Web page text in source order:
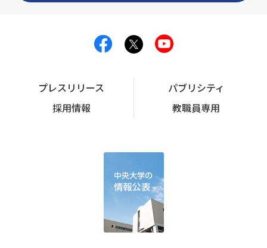
プレスリリース
パブリシティ
採用情報
教職員専用